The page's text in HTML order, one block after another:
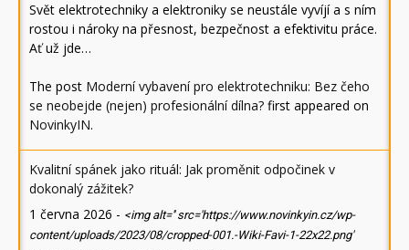
Svět elektrotechniky a elektroniky se neustále vyvíjí a s ním
rostou i nároky na přesnost, bezpečnost a efektivitu práce.
Ať už jde…
The post Moderní vybavení pro elektrotechniku: Bez čeho
se neobejde (nejen) profesionální dílna? first appeared on
NovinkyIN.
Kvalitní spánek jako rituál: Jak proměnit odpočinek v
dokonalý zážitek?
1 června 2026 - <img alt='' src='https://www.novinkyin.cz/wp-
content/uploads/2023/08/cropped-001.-Wiki-Favi-1-22x22.png'